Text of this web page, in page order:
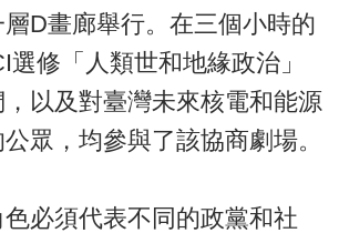
D畫廊舉行。在三個小時的
修「人類世和地緣政治」
以及對臺灣未來核電和能源
眾，均參與了該協商劇場。
必須代表不同的政黨和社